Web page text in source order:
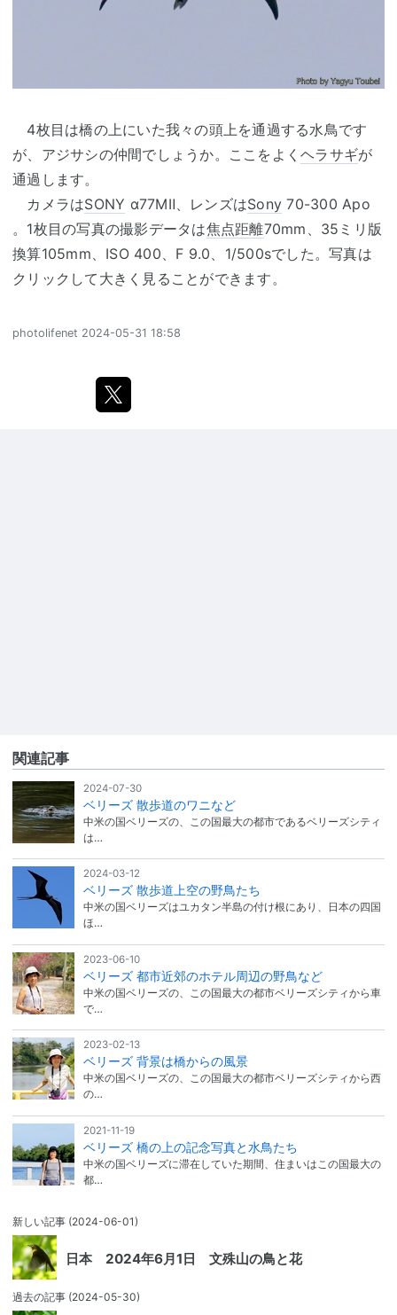
4枚目は橋の上にいた我々の頭上を通過する水鳥です
が、アジサシの仲間でしょうか。ここをよく ヘラサギが
通過します。
カメラはSONY α77MⅡ、レンズはSony 70-300 Apo
。1枚目の写真の撮影データは焦点距離70mm、35ミリ版
換算105mm、ISO 400、F 9.0、1/500sでした。写真は
クリックして大きく見ることができます。
photolifenet 2024-05-31 18:58
関連記事
2024-07-30
ベリーズ 散歩道のワニなど
中米の国ベリーズの、この国最大の都市であるベリーズシティ
は…
2024-03-12
ベリーズ 散歩道上空の野鳥たち
中米の国ベリーズはユカタン半島の付け根にあり、日本の四国
ほ…
2023-06-10
ベリーズ 都市近郊のホテル周辺の野鳥など
中米の国ベリーズの、この国最大の都市ベリーズシティから車
で…
2023-02-13
ベリーズ 背景は橋からの風景
中米の国ベリーズの、この国最大の都市ベリーズシティから西
の…
2021-11-19
ベリーズ 橋の上の記念写真と水鳥たち
中米の国ベリーズに滞在していた期間、住まいはこの国最大の
都…
新しい記事 (2024-06-01)
日本 2024年6月1日 文殊山の鳥と花
過去の記事 (2024-05-30)